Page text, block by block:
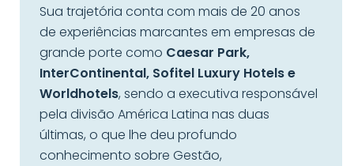
Sua trajetória conta com mais de 20 anos
de experiências marcantes em empresas de
grande porte como Caesar Park,
InterContinental, Sofitel Luxury Hotels e
Worldhotels, sendo a executiva responsável
pela divisão América Latina nas duas
últimas, o que lhe deu profundo
conhecimento sobre Gestão,